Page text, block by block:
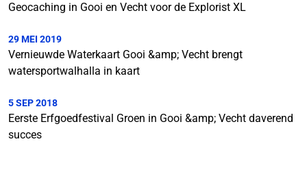
Geocaching in Gooi en Vecht voor de Explorist XL
29 MEI 2019
Vernieuwde Waterkaart Gooi &amp; Vecht brengt
watersportwalhalla in kaart
5 SEP 2018
Eerste Erfgoedfestival Groen in Gooi &amp; Vecht daverend
succes